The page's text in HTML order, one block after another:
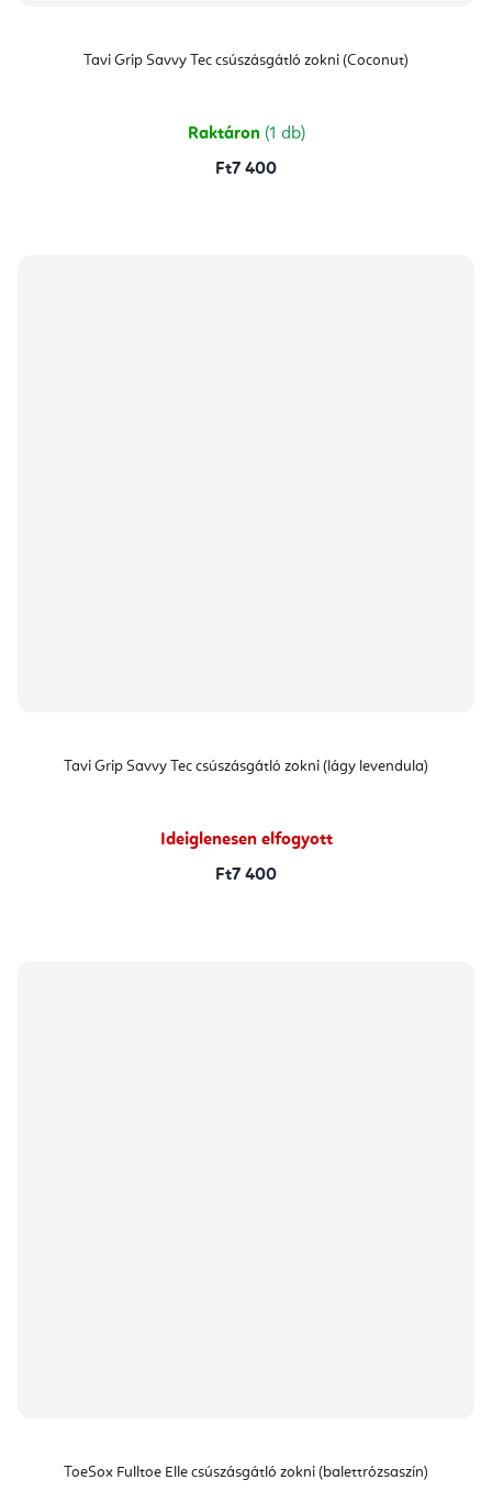
Tavi Grip Savvy Tec csúszásgátló zokni (Coconut)
Raktáron (1 db)
Ft7 400
Tavi Grip Savvy Tec csúszásgátló zokni (lágy levendula)
Ideiglenesen elfogyott
Ft7 400
ToeSox Fulltoe Elle csúszásgátló zokni (balettrózsaszín)